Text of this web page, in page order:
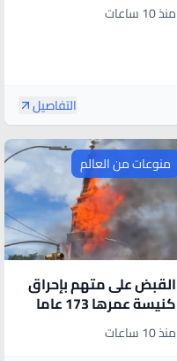
للحصول على معاشها
منذ 10 ساعات
التفاصيل
منوعات من العالم
القبض على متهم بإحراق
كنيسة عمرها 173 عاما
في نيويورك بعد ضبطه
وهو يسرق شطيرة
منذ 10 ساعات